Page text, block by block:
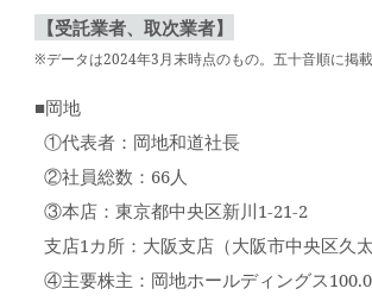
【受託業者、取次業者】
※データは2024年3月末時点のもの。五十音順に掲載
■岡地
①代表者：岡地和道社長
②社員総数：66人
③本店：東京都中央区新川1-21-2
支店1カ所：大阪支店（大阪市中央区久太
④主要株主：岡地ホールディングス